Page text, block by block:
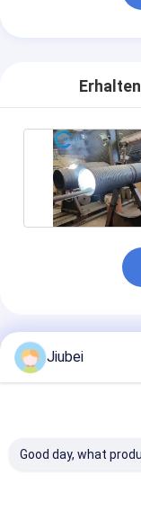
Empfohlene
Jiubei
Good day, what